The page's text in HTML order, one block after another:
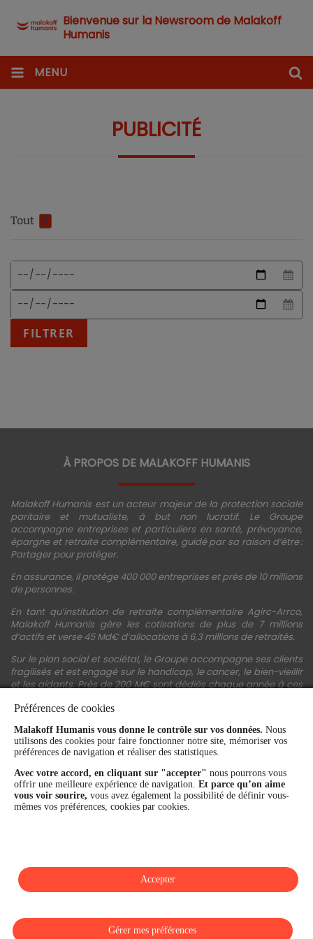
Bienvenue sur la Newsroom de Malakoff
Humanis
MENU
PUBLICITÉ
Tout 0
Date
début
Date
Format
date
attendu
:
JJ/MM/AAAA
FILTRER
À PROPOS DE MALAKOFF HUMANIS
Malakoff Humanis est un acteur majeur de la protection sociale
paritaire et mutualiste, à but non lucratif. Le Groupe
accompagne entreprises et particuliers en santé, prévoyance,
épargne et retraite complémentaire, guidé par sa raison d’être :
Partager pour protéger.
En assurance, il protège 400 000 entreprises et près de 10 millions
de personnes.
En tant qu’institution de retraite complémentaire Agirc-Arrco,
Malakoff Humanis gère les cotisations de plus de 7 millions
d’actifs et verse 45 Md€ d’allocations à 6,3 millions de retraités.
Sur le plan social et sociétal, le Groupe accompagne ses clients
fragilisés et est engagé sur le handicap, le cancer, le bien-vieillir
et les aidants. Près de 200 M€ sont dédiés chaque année à ces
financière et la performance du Groupe sont confirmées par une
notation A+ attribuée depuis 4 ans par S&P Global Ratings et
Fitch Ratings. Sur les plans extra-financiers, Malakoff Humanis
figure parmi les 2% des entreprises les mieux notées au monde
en matière de critères RSE (Ecovadis, niveau Gold - 81/100 en
2026). Enfin, Malakoff Humanis est certifié Top Employer France
par le Top Employers Institute depuis 3 ans.
Préférences de cookies
Malakoff Humanis vous donne le contrôle sur vos données. Nous
utilisons des cookies pour faire fonctionner notre site, mémoriser vos
préférences de navigation et réaliser des statistiques.
Avec votre accord, en cliquant sur "accepter" nous pourrons vous
offrir une meilleure expérience de navigation. Et parce qu’on aime
vous voir sourire, vous avez également la possibilité de définir vous-
mêmes vos préférences, cookies par cookies.
Gérer mes préférences
Accepter